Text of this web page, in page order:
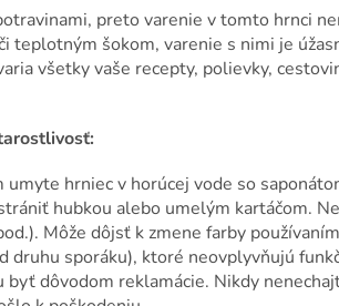
preto varenie v tomto hrnci
teplotným šokom, varenie s nimi je
všetky vaše recepty, polievky,
umyte hrniec v horúcej vode so
hubkou alebo umelým kartáčom.
Môže dôjsť k zmene farby
druhu sporáku), ktoré neovplyvňujú
byť dôvodom reklamácie. Nikdy